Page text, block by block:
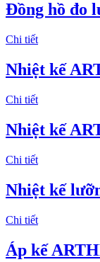
Đồng hồ đo
Chi tiết
Nhiệt kế
Chi tiết
Nhiệt kế
Chi tiết
Nhiệt kế
Chi tiết
Áp kế